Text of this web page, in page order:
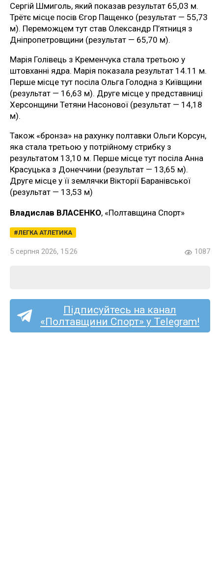
Сергій Шмиголь, який показав результат 65,03 м.
Трётє місце посів Єгор Пащенко (результат — 55,73
м). Переможцем тут став Олександр П’ятниця з
Дніпропетровщини (результат — 65,70 м).
Марія Голівець з Кременчука стала третьою у
штовханні ядра. Марія показала результат 14.11 м.
Перше місце тут посіла Ольга Голодна з Київщини
(результат — 16,63 м). Друге місце у представниці
Херсонщини Тетяни Насонової (результат — 14,18
м).
Також «бронза» на рахунку полтавки Ольги Корсун,
яка стала третьою у потрійному стрибку з
результатом 13,10 м. Перше місце тут посіла Анна
Красуцька з Донеччини (результат — 13,65 м).
Друге місце у її землячки Вікторії Баранівської
(результат — 13,53 м)
Владислав ВЛАСЕНКО, «Полтавщина Спорт»
ЛЕГКА АТЛЕТИКА
5 серпня 2026, 15:26 1087
Підписуйтесь на канал
«Полтавщини Спорт» у Telegram!